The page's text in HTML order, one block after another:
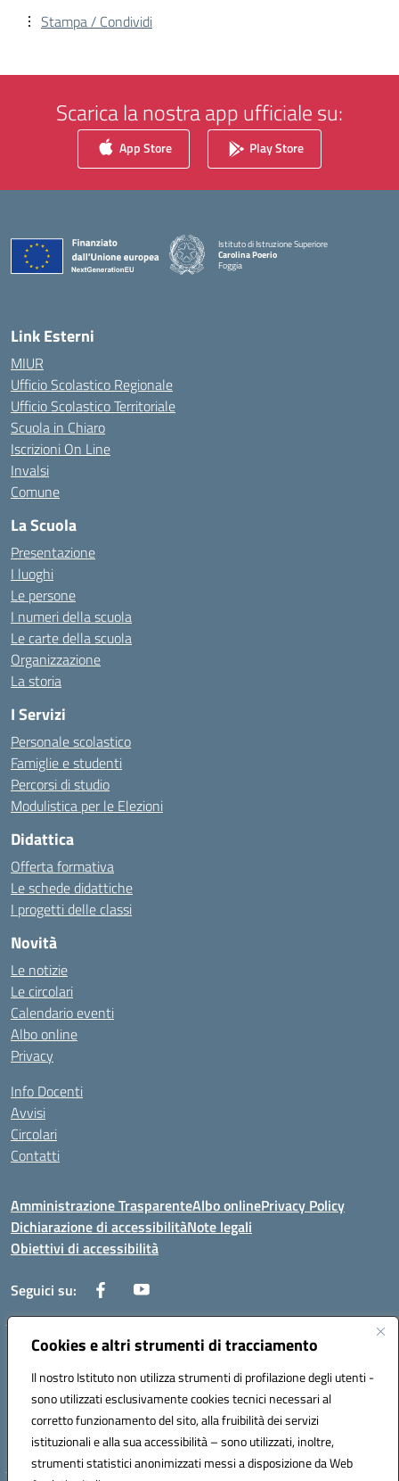
Cookies e altri strumenti di tracciamento
Il nostro Istituto non utilizza strumenti di profilazione degli utenti -
sono utilizzati esclusivamente cookies tecnici necessari al
corretto funzionamento del sito, alla fruibilità dei servizi
istituzionali e alla sua accessibilità – sono utilizzati, inoltre,
strumenti statistici anonimizzati messi a disposizione da Web
Stampa / Condividi
Scarica la nostra app ufficiale su:
App Store Play Store
Istituto di Istruzione Superiore
Carolina Poerio
Foggia
— Visita la pagina iniziale della scuola
Link Esterni
MIUR
Ufficio Scolastico Regionale
Ufficio Scolastico Territoriale
Scuola in Chiaro
Iscrizioni On Line
Invalsi
Comune
La Scuola
Presentazione
I luoghi
Le persone
I numeri della scuola
Le carte della scuola
Organizzazione
La storia
I Servizi
Personale scolastico
Famiglie e studenti
Percorsi di studio
Modulistica per le Elezioni
Didattica
Offerta formativa
Le schede didattiche
I progetti delle classi
Novità
Le notizie
Le circolari
Calendario eventi
Albo online
Privacy
Info Docenti
Avvisi
Circolari
Contatti
Amministrazione TrasparenteAlbo onlinePrivacy Policy
Dichiarazione di accessibilitàNote legali
Obiettivi di accessibilità
Seguici su:
Corso Roma, 1 71100 FOGGIA (FG)
Codice meccanografico: FGPM03000E
Mail: FGPM03000E@istruzione.it - PEC:
FGPM03000E@pec.istruzione.it
Codice fiscale: 80002240713